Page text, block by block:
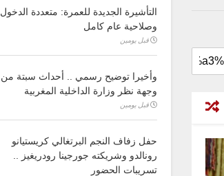
التأشيرة الجديدة للعمرة: متعددة الدخول
وصلاحية عام كامل
قبل يومين
وأخيرا توضيح رسمي .. أحداث سبتة من
وجهة نظر وزارة الداخلية المغربية
قبل يومين
حفل زفاف النجم البرتغالي كريستيانو
رونالدو وشريكته جورجينا رودريغيز ..
تسريبات الحضور